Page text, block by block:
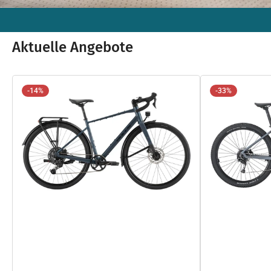
Aktuelle Angebote
-14% -33%